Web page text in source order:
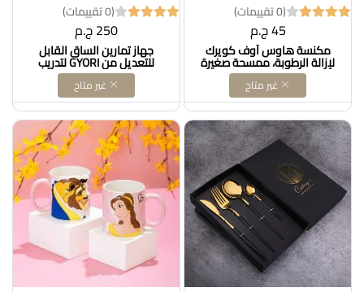
(0 تقييمات)
45 ج.م
مكنسة هاوس أوف كويرك
لإزالة الرطوبة، ممسحة صغيرة
بدون استخدام اليدين لتنظيف
الستائر، وفتحات التهوية،
والنوافذ، والمرايا، والمكتب،
إسفنجة رمادية بمقبض
أبيضDOLLAR FOR IMPORT كود
B0CCSH5V19
غير متاح
(0 تقييمات)
250 ج.م
جهاز تمارين الساق القابل
للتعديل من GYORI لتدريب
عضلات قاع الحوض والورك
والفخذ للنساءDOLLAR FOR
IMPORT كودB0CC36HF6S
غير متاح